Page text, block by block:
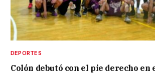
DEPORTES
Colón debutó con el pie derecho en